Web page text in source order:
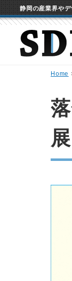
静岡の産業界や
Home
展